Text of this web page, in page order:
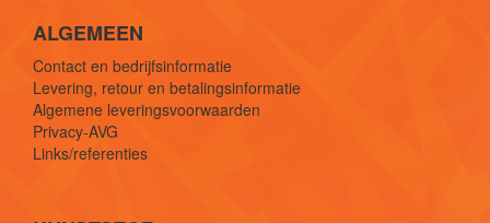
ALGEMEEN
Contact en bedrijfsinformatie
Levering, retour en betalingsinformatie
Algemene leveringsvoorwaarden
Privacy-AVG
Links/referenties